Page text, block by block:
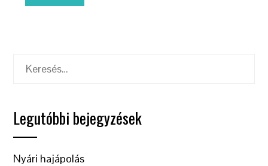
Keresés:
Legutóbbi bejegyzések
Nyári hajápolás